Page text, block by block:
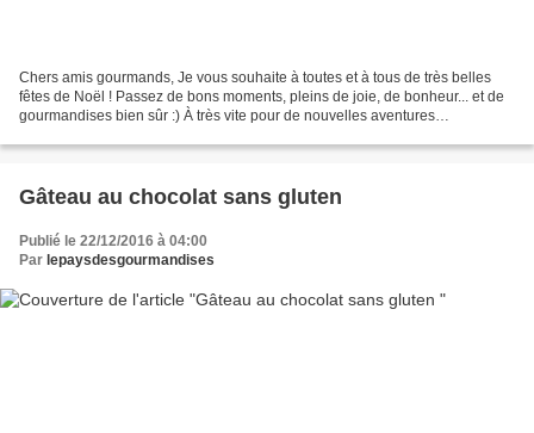
Chers amis gourmands, Je vous souhaite à toutes et à tous de très belles
fêtes de Noël ! Passez de bons moments, pleins de joie, de bonheur... et de
gourmandises bien sûr :) À très vite pour de nouvelles aventures
Gâteau au chocolat sans gluten
Publié le 22/12/2016 à 04:00
Par lepaysdesgourmandises